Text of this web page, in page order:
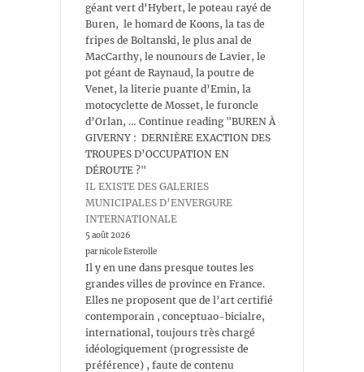
géant vert d’Hybert, le poteau rayé de
Buren, le homard de Koons, la tas de
fripes de Boltanski, le plus anal de
MacCarthy, le nounours de Lavier, le
pot géant de Raynaud, la poutre de
Venet, la literie puante d’Emin, la
motocyclette de Mosset, le furoncle
d’Orlan, … Continue reading "BUREN À
GIVERNY : DERNIÈRE EXACTION DES
TROUPES D’OCCUPATION EN
DÉROUTE ?"
IL EXISTE DES GALERIES
MUNICIPALES D’ENVERGURE
INTERNATIONALE
5 août 2026
par nicole Esterolle
Il y en une dans presque toutes les
grandes villes de province en France.
Elles ne proposent que de l’art certifié
contemporain , conceptuao-bicialre,
international, toujours très chargé
idéologiquement (progressiste de
préférence) , faute de contenu